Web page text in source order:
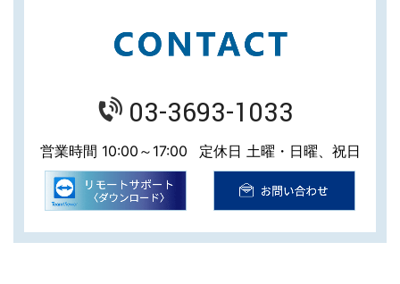
03-3693-1033
営業時間 10:00～17:00 定休日 土曜・日曜、祝日